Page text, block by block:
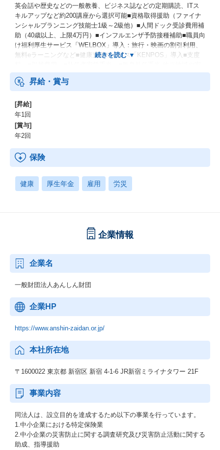
英会話や歴史などの一般教養、ビジネス誌などの定期購読、ITス
キルアップなど約200講座から選択可能■資格取得援助（ファイナ
ンシャルプランニング技能士1級～2級他）■人間ドック受診費用補
助（40歳以上、上限4万円）■インフルエンザ予防接種補助■職員向
け福利厚生サービス「WELBOX」導入：旅行・映画の割引利用、
無料eラーニングなど■健康支援サービス「KENPOS」導入■支度
族帯同・単身赴任などにより65,000円～150,000円/月
昇給・賞与
[昇給]
年1回
[賞与]
年2回
保険
健康 厚生年金 雇用 労災
企業情報
企業名
一般財団法人あんしん財団
企業HP
https://www.anshin-zaidan.or.jp/
本社所在地
〒1600022 東京都 新宿区 新宿 4-1-6 JR新宿ミライナタワー 21F
事業内容
同法人は、設立目的を達成するため以下の事業を行っています。
1.中小企業における特定保険業
2.中小企業の災害防止に関する調査研究及び災害防止活動に関する
助成、指導援助